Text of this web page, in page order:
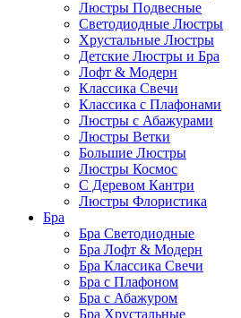
Люстры Подвесные
Светодиодные Люстры
Хрустальные Люстры
Детские Люстры и Бра
Лофт & Модерн
Классика Свечи
Классика с Плафонами
Люстры с Абажурами
Люстры Ветки
Большие Люстры
Люстры Космос
С Деревом Кантри
Люстры Флористика
Бра
Бра Светодиодные
Бра Лофт & Модерн
Бра Классика Свечи
Бра с Плафоном
Бра с Абажуром
Бра Хрустальные